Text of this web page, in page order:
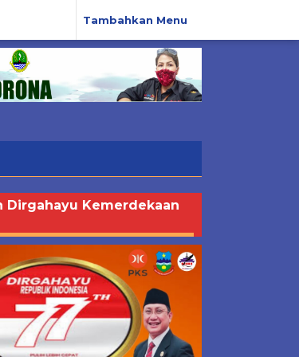
Tambahkan Menu
Dirgahayu Kemerdekaan